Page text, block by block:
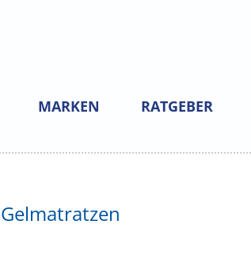
MARKEN RATGEBER
Gelmatratzen